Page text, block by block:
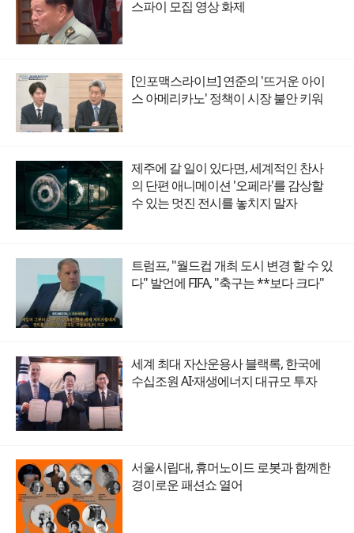
스파이 모집 영상 화제
[인포맥스라이브] 연준의 '뜨거운 아이
스 아메리카노' 정책이 시장 불안 키워
제주에 갈 일이 있다면, 세계적인 찬사
의 단편 애니메이션 '오페라'를 감상할
수 있는 멋진 전시를 놓치지 말자
트럼프, "월드컵 개최 도시 변경 할 수 있
다" 발언에 FIFA, "축구는 **보다 크다"
세계 최대 자산운용사 블랙록, 한국에
수십조원 AI·재생에너지 대규모 투자
서울시립대, 휴머노이드 로봇과 함께한
경이로운 패션쇼 열어